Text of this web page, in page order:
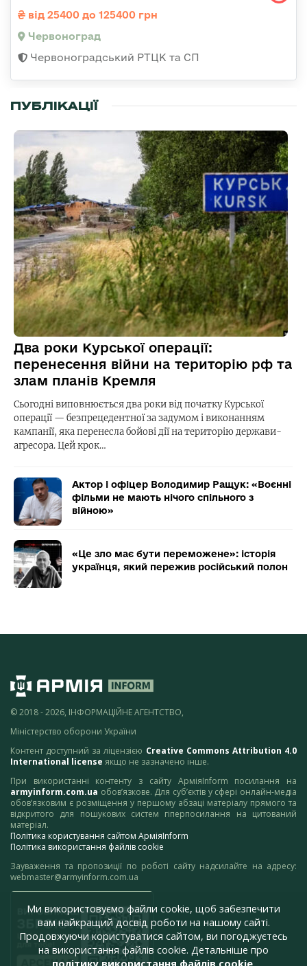
від 25400 до 125400 грн
Червоноград
Червоноградський РТЦК та СП
ПУБЛІКАЦІЇ
Два роки Курської операції:
перенесення війни на територію рф та
злам планів Кремля
Сьогодні виповнюється два роки від початку Курської
операції — безпрецедентної за задумом і виконанням
кампанії, яка перенесла бойові дії на територію держави-
агресора. Цей крок…
Актор і офіцер Володимир Ращук: «Воєнні
фільми не мають нічого спільного з
війною»
«Це зло має бути переможене»: історія
українця, який пережив російський полон
© 2018 - 2026, ІНФОРМАЦІЙНЕ АГЕНТСТВО,
Міністерство оборони України
Контент доступний за ліцензією Creative Commons Attribution 4.0
International license якщо не зазначено інше.
При використанні контенту з сайту АрміяInform посилання на
armyinform.com.ua обов’язкове. Для суб’єктів у сфері онлайн-медіа
обов’язковим є розміщення у першому абзаці матеріалу прямого та
відкритого для пошукових систем гіперпосилання на цитований
матеріал.
Політика користування сайтом АрміяInform
Політика використання файлів cookie
Зауваження та пропозиції по роботі сайту надсилайте на адресу:
webmaster@armyinform.com.ua
Ми використовуємо файли cookie, щоб забезпечити
вам найкращий досвід роботи на нашому сайті.
Продовжуючи користуватися сайтом, ви погоджуєтесь
на використання файлів cookie. Детальніше про